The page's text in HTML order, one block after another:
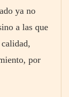
ya no
a las que
por